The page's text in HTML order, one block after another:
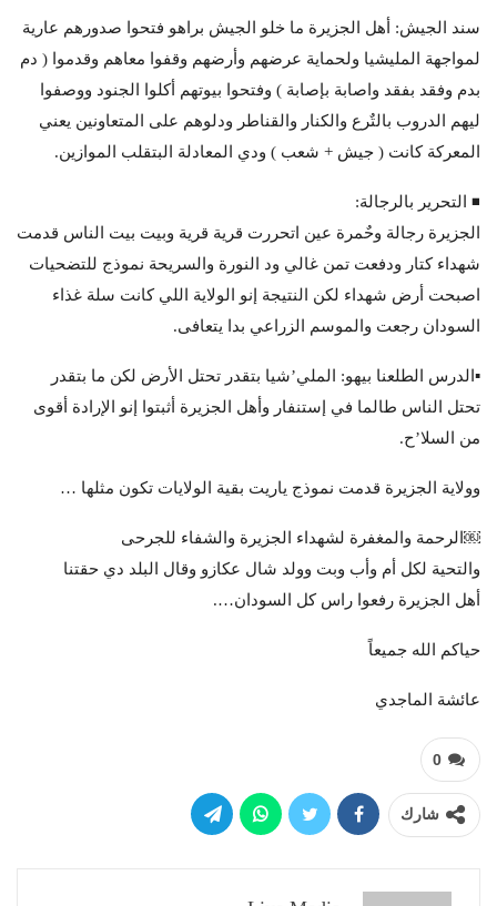
سند الجيش: أهل الجزيرة ما خلو الجيش براهو فتحوا صدورهم عارية
لمواجهة المليشيا ولحماية عرضهم وأرضهم وقفوا معاهم وقدموا ( دم
بدم وفقد بفقد واصابة بإصابة ) وفتحوا بيوتهم أكلوا الجنود ووصفوا
ليهم الدروب بالتٌرع والكنار والقناطر ودلوهم على المتعاونين يعني
المعركة كانت ( جيش + شعب ) ودي المعادلة البتقلب الموازين.
◾️ التحرير بالرجالة:
الجزيرة رجالة وحٌمرة عين اتحررت قرية قرية وبيت بيت الناس قدمت
شهداء كتار ودفعت تمن غالي ود النورة والسريحة نموذج للتضحيات
اصبحت أرض شهداء لكن النتيجة إنو الولاية اللي كانت سلة غذاء
السودان رجعت والموسم الزراعي بدا يتعافى.
▪️الدرس الطلعنا بيهو: الملي’شيا بتقدر تحتل الأرض لكن ما بتقدر
تحتل الناس طالما في إستنفار وأهل الجزيرة أثبتوا إنو الإرادة أقوى
من السلا’ح.
وولاية الجزيرة قدمت نموذج ياريت بقية الولايات تكون مثلها …
￼الرحمة والمغفرة لشهداء الجزيرة والشفاء للجرحى
والتحية لكل أم وأب وبت وولد شال عكازو وقال البلد دي حقتنا
أهل الجزيرة رفعوا راس كل السودان….
حياكم الله جميعاً
عائشة الماجدي
0
شارك